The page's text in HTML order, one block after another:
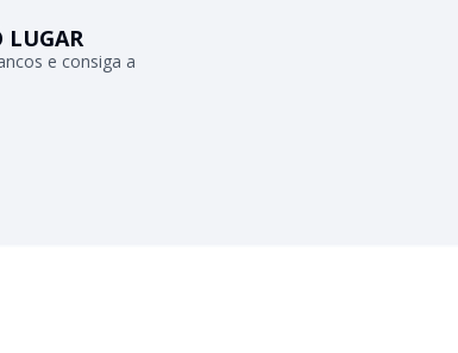
LUGAR
e consiga a